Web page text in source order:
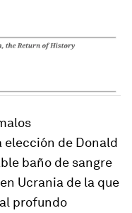
elección de Donald
baño de sangre
Ucrania de la que
profundo